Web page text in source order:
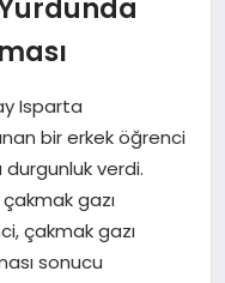
Isparta
bir erkek öğrenci
verdi.
gazı
çakmak gazı
sonucu